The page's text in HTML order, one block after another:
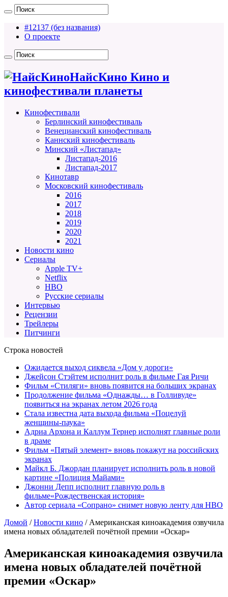
#12137 (без названия)
О проекте
НайсКино Кино и
кинофестивали планеты
Кинофестивали
Берлинский кинофестиваль
Венецианский кинофестиваль
Каннский кинофестиваль
Минский «Листапад»
Листапад-2016
Листапад-2017
Кинотавр
Московский кинофестиваль
2016
2017
2018
2019
2020
2021
Новости кино
Сериалы
Apple TV+
Netflix
HBO
Русские сериалы
Интервью
Рецензии
Трейлеры
Питчинги
Строка новостей
Ожидается выход сиквела «Дом у дороги»
Джейсон Стэйтем исполнит роль в фильме Гая Ричи
Фильм «Стиляги» вновь появится на больших экранах
Продолжение фильма «Однажды… в Голливуде»
появиться на экранах летом 2026 года
Стала известна дата выхода фильма «Поцелуй
женщины-паука»
Адриа Архона и Каллум Тернер исполнят главные роли
в драме
Фильм «Пятый элемент» вновь покажут на российских
экранах
Майкл Б. Джордан планирует исполнить роль в новой
картине «Полиция Майами»
Джонни Депп исполнит главную роль в
фильме«Рождественская история»
Автор сериала «Сопрано» снимет новую ленту для HBO
Домой / Новости кино / Американская киноакадемия озвучила
имена новых обладателей почётной премии «Оскар»
Американская киноакадемия озвучила
имена новых обладателей почётной
премии «Оскар»